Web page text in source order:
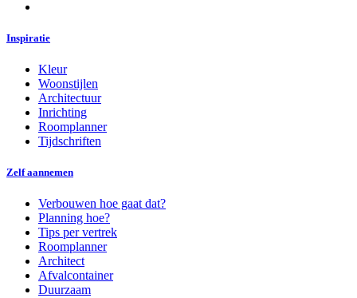
Inspiratie
Kleur
Woonstijlen
Architectuur
Inrichting
Roomplanner
Tijdschriften
Zelf aannemen
Verbouwen hoe gaat dat?
Planning hoe?
Tips per vertrek
Roomplanner
Architect
Afvalcontainer
Duurzaam